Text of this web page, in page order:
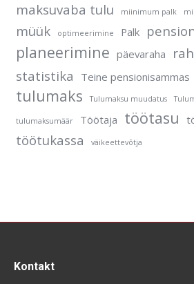
maksuvaba tulu miinimum palk
müük optimeerimine Palk
planeerimine päevaraha
statistika Teine pensionisammas
tulumaks Tulumaksu muudatus
tulumaksumäär Töötaja töötasu
töötukassa väikeettevõtja
Kontakt